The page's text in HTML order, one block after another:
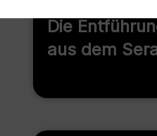
Die
aus dem